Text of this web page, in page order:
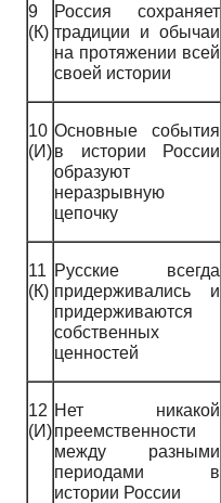
9
(К)
Россия сохраняет
традиции и обычаи
на протяжении всей
своей истории
10
(И)
Основные события
в истории России
образуют
неразрывную
цепочку
11
(К)
Русские всегда
придерживались и
придерживаются
собственных
ценностей
12
(И)
Нет никакой
преемственности
между разными
периодами в
истории России